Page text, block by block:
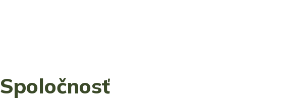
Spoločnosť